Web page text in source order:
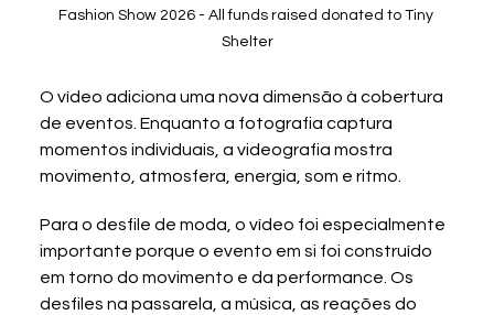
Fashion Show 2026 - All funds raised donated to Tiny
Shelter
O vídeo adiciona uma nova dimensão à cobertura
de eventos. Enquanto a fotografia captura
momentos individuais, a videografia mostra
movimento, atmosfera, energia, som e ritmo.
Para o desfile de moda, o vídeo foi especialmente
importante porque o evento em si foi construído
em torno do movimento e da performance. Os
desfiles na passarela, a música, as reações do